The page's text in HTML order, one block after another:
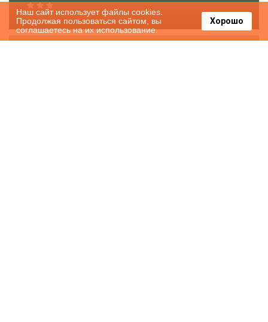
Наш сайт использует файлы cookies.
Продолжая пользоваться сайтом, вы
соглашаетесь на их использование.
Хорошо